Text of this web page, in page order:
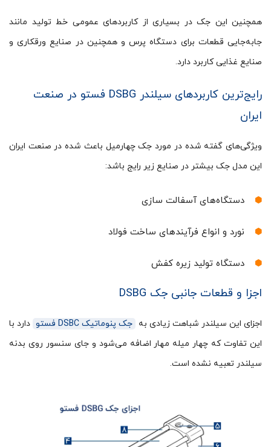
همچنین این جک در بسیاری از کاربردهای عمومی خط تولید مانند
جابه‌جایی قطعات برای دستگاه پرس و همچنین در صنایع ورقکاری و
صنایع غذایی کاربرد دارد.
رایج‌ترین کاربردهای سیلندر DSBG فستو در صنعت
ایران
ویژگی‌های گفته شده در مورد جک چهارمیل باعث شده در صنعت ایران
این مدل جک بیشتر در صنایع زیر رایج باشد:
دستگاه‌های آسفالت سازی
نورد و انواع فرآیندهای ساخت فولاد
دستگاه تولید زیره کفش
اجزا و قطعات جانبی جک DSBG
اجزای این سیلندر شباهت زیادی به جک پنوماتیک DSBC فستو
دارد با
این تفاوت که چهار میله مهار اضافه می‌شود و جای سنسور روی بدنه
سیلندر تعبیه نشده است.